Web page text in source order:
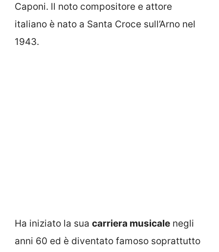
Caponi. ll noto compositore e attore
italiano è nato a Santa Croce sull’Arno nel
1943.
Ha iniziato la sua carriera musicale negli
anni 60 ed è diventato famoso soprattutto